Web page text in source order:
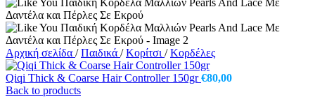
Αρχική σελίδα / Παιδικά / Κορίτσι / Κορδέλες
Qiqi Thick & Coarse Hair Controller 150gr€80,00
Back to products